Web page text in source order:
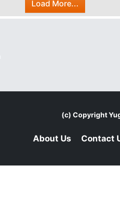
Load More...
(c) Copyright
About Us Contact